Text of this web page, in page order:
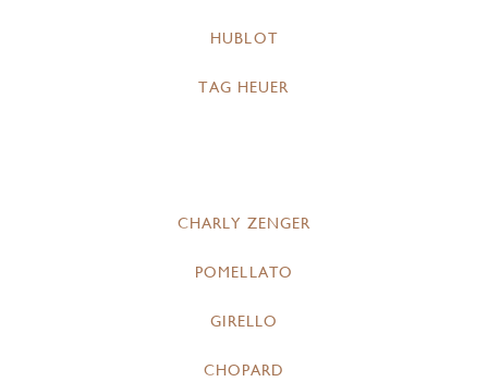
HUBLOT
TAG HEUER
CHARLY ZENGER
POMELLATO
GIRELLO
CHOPARD